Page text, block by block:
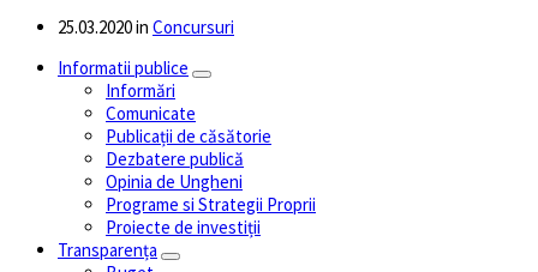
25.03.2020in Concursuri
Informatii publice
Informări
Comunicate
Publicații de căsătorie
Dezbatere publică
Opinia de Ungheni
Programe si Strategii Proprii
Proiecte de investiții
Transparența